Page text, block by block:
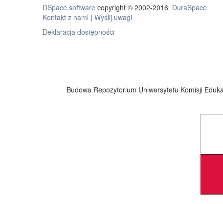
DSpace software copyright © 2002-2016 DuraSpace
Kontakt z nami | Wyślij uwagi
Deklaracja dostępności
Budowa Repozytorium Uniwersytetu Komisji